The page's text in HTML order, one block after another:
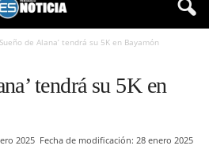
Sueño de Alana’ tendrá su 5K en Bayamón
tendrá su 5K en
2025 Fecha de modificación: 28 enero 2025